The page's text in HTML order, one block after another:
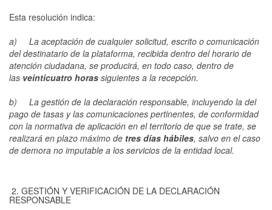
Esta resolución indica:
a) La aceptación de cualquier solicitud, escrito o comunicación
del destinatario de la plataforma, recibida dentro del horario de
atención ciudadana, se producirá, en todo caso, dentro de
las veinticuatro horas siguientes a la recepción.
b) La gestión de la declaración responsable, incluyendo la del
pago de tasas y las comunicaciones pertinentes, de conformidad
con la normativa de aplicación en el territorio de que se trate, se
realizará en plazo máximo de tres días hábiles, salvo en el caso
de demora no imputable a los servicios de la entidad local.
2. GESTIÓN Y VERIFICACIÓN DE LA DECLARACIÓN
RESPONSABLE